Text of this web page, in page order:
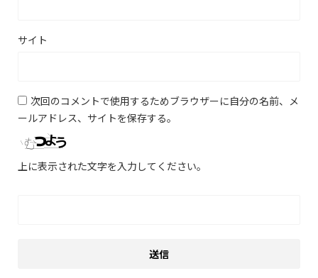
サイト
次回のコメントで使用するためブラウザーに自分の名前、メ
ールアドレス、サイトを保存する。
上に表示された文字を入力してください。